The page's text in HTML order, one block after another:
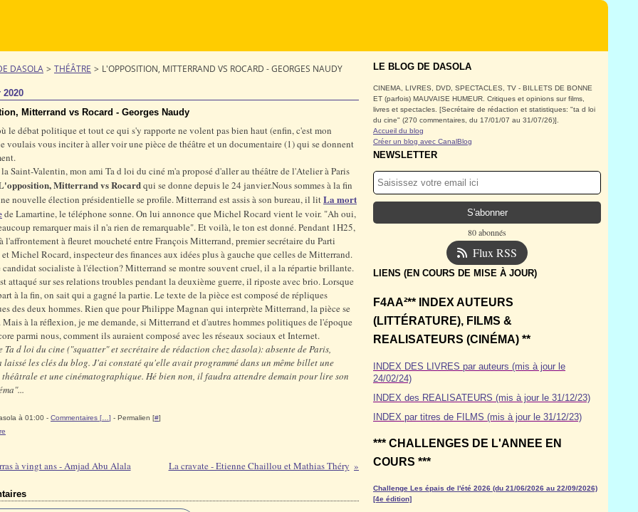
DASOLA > THÉÂTRE > L'OPPOSITION, MITTERRAND VS ROCARD - GEORGES NAUDY
2020
Mitterrand vs Rocard - Georges Naudy
le débat politique et tout ce qui s'y rapporte ne volent pas bien haut (enfin, c'est mon
voulais vous inciter à aller voir une pièce de théâtre et un documentaire (1) qui se donnent
Saint-Valentin, mon ami Ta d loi du ciné m'a proposé d'aller au théâtre de l'Atelier à Paris
Mitterrand vs Rocardqui se donne depuis le 24 janvier.Nous sommes à la fin
nouvelle élection présidentielle se profile. Mitterrand est assis à son bureau, il litLa mort
de Lamartine, le téléphone sonne. On lui annonce que Michel Rocard vient le voir. "Ah oui,
remarquer mais il n'a rien de remarquable". Et voilà, le ton est donné. Pendant 1H25,
l'affrontement à fleuret moucheté entre François Mitterrand, premier secrétaire du Parti
Michel Rocard, inspecteur des finances aux idées plus à gauche que celles de Mitterrand.
candidat socialiste à l'élection? Mitterrand se montre souvent cruel, il a la répartie brillante.
attaqué sur ses relations troubles pendant la deuxième guerre, il riposte avec brio. Lorsque
à la fin, on sait qui a gagné la partie. Le texte de la pièce est composé de répliques
des deux hommes. Rien que pour Philippe Magnan qui interprète Mitterrand, la pièce se
Mais à la réflexion, je me demande, si Mitterrand et d'autres hommes politiques de l'époque
parmi nous, comment ils auraient composé avec les réseaux sociaux et Internet.
Ta d loi du cine ("squatter" et secrétaire de rédaction chez dasola): absente de Paris,
laissé les clés du blog. J'ai constaté qu'elle avait programmé dans un même billet une
et une cinématographique. Hé bien non, il faudra attendre demain pour lire son
à 01:00 - Commentaires [ ] - Permalien [#]
à vingt ans - Amjad Abu Alala La cravate - Etienne Chaillou et Mathias Théry
LE BLOG DE DASOLA
CINEMA, LIVRES, DVD, SPECTACLES, TV - BILLETS DE BONNE
ET (parfois) MAUVAISE HUMEUR. Critiques et opinions sur films,
livres et spectacles. [Secrétaire de rédaction et statistiques: "ta d loi
du cine" (270 commentaires, du 17/01/07 au 31/07/26)].
Accueil du blog
Créer un blog avec CanalBlog
NEWSLETTER
80 abonnés
Flux RSS
LIENS (EN COURS DE MISE À JOUR)
F4AA²** INDEX AUTEURS
(LITTÉRATURE), FILMS &
REALISATEURS (CINÉMA) **
INDEX DES LIVRES par auteurs (mis à jour le
24/02/24)
INDEX des REALISATEURS (mis à jour le 31/12/23)
INDEX par titres de FILMS (mis à jour le 31/12/23)
*** CHALLENGES DE L'ANNEE EN
COURS ***
Challenge Les épais de l'été 2026 (du 21/06/2026 au 22/09/2026)
[4e édition]